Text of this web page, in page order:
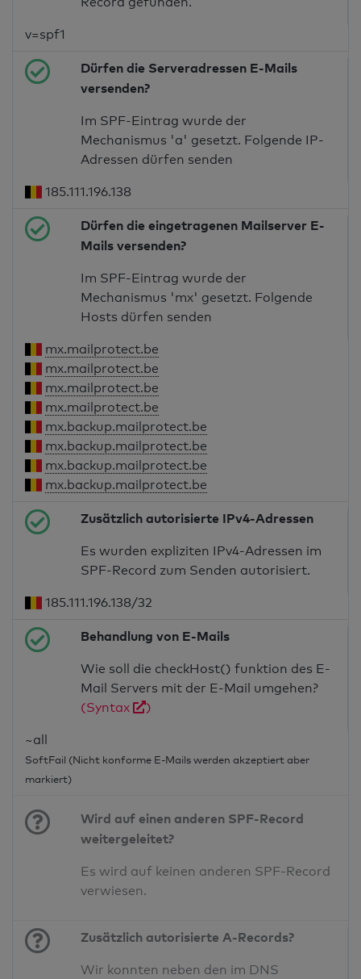
v=spf1
Dürfen die Serveradressen E-Mails
versenden?
Im SPF-Eintrag wurde der
Mechanismus 'a' gesetzt. Folgende IP-
Adressen dürfen senden
185.111.196.138
Dürfen die eingetragenen Mailserver E-
Mails versenden?
Im SPF-Eintrag wurde der
Mechanismus 'mx' gesetzt. Folgende
Hosts dürfen senden
mx.mailprotect.be
mx.mailprotect.be
mx.mailprotect.be
mx.mailprotect.be
mx.backup.mailprotect.be
mx.backup.mailprotect.be
mx.backup.mailprotect.be
mx.backup.mailprotect.be
Zusätzlich autorisierte IPv4-Adressen
Es wurden expliziten IPv4-Adressen im
SPF-Record zum Senden autorisiert.
185.111.196.138/32
Behandlung von E-Mails
Wie soll die checkHost() funktion des E-
Mail Servers mit der E-Mail umgehen?
(Syntax
)
~all
SoftFail (Nicht konforme E-Mails werden akzeptiert aber
markiert)
Wird auf einen anderen SPF-Record
weitergeleitet?
Es wird auf keinen anderen SPF-Record
verwiesen.
Zusätzlich autorisierte A-Records?
Wir konnten neben den im DNS